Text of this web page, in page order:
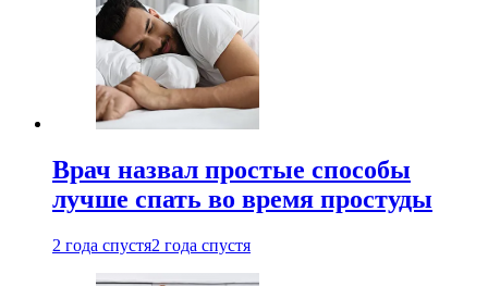
Врач назвал простые способы
лучше спать во время простуды
2 года спустя2 года спустя